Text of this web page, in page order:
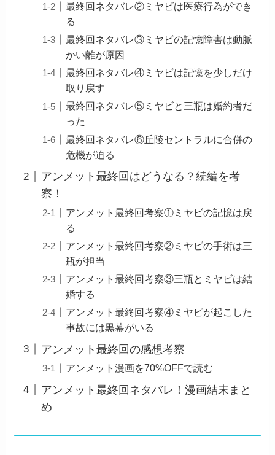
最終回ネタバレ②ミヤビは医療行為ができ
る
最終回ネタバレ③ミヤビの記憶障害は動脈
かい離が原因
最終回ネタバレ④ミヤビは記憶を少しだけ
取り戻す
最終回ネタバレ⑤ミヤビと三瓶は婚約者だ
った
最終回ネタバレ⑥丘陵セントラルに合併の
危機が迫る
アンメット最終回はどうなる？続編を考
察！
アンメット最終回考察①ミヤビの記憶は戻
る
アンメット最終回考察②ミヤビの手術は三
瓶が担当
アンメット最終回考察③三瓶とミヤビは結
婚する
アンメット最終回考察④ミヤビが起こした
事故には黒幕がいる
アンメット最終回の感想考察
アンメット漫画を70%OFFで読む
アンメット最終回ネタバレ！漫画結末まと
め